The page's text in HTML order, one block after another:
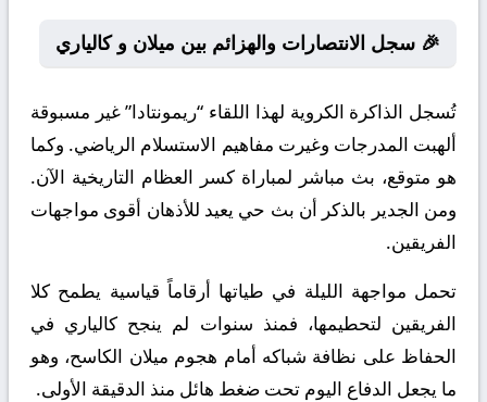
🎉 سجل الانتصارات والهزائم بين ميلان و كالياري
تُسجل الذاكرة الكروية لهذا اللقاء “ريمونتادا” غير مسبوقة
ألهبت المدرجات وغيرت مفاهيم الاستسلام الرياضي. وكما
هو متوقع، بث مباشر لمباراة كسر العظام التاريخية الآن.
ومن الجدير بالذكر أن بث حي يعيد للأذهان أقوى مواجهات
الفريقين.
تحمل مواجهة الليلة في طياتها أرقاماً قياسية يطمح كلا
الفريقين لتحطيمها، فمنذ سنوات لم ينجح كالياري في
الحفاظ على نظافة شباكه أمام هجوم ميلان الكاسح، وهو
ما يجعل الدفاع اليوم تحت ضغط هائل منذ الدقيقة الأولى.